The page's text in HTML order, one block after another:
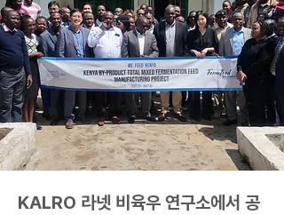
KALRO 라넷 비육우 연구소에서 공